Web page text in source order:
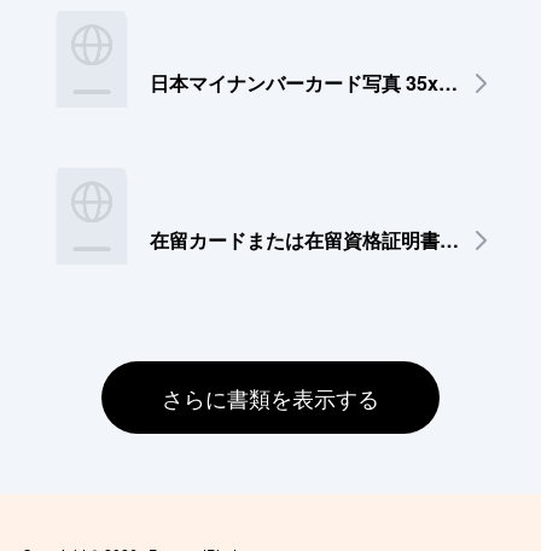
日本マイナンバーカード写真 35x45 mm
在留カードまたは在留資格証明書用写真 30×40 mm
さらに書類を表示する